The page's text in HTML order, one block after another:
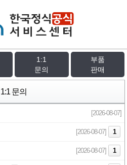
1:1
문의
부품
판매
1:1 문의
[2026-08-07]
[2026-08-07] 1
[2026-08-07] 1